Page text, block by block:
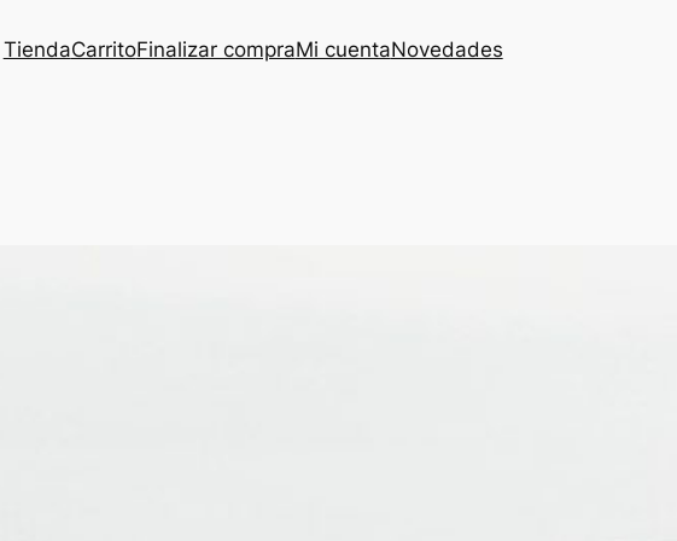
TiendaCarritoFinalizar compraMi cuentaNovedades